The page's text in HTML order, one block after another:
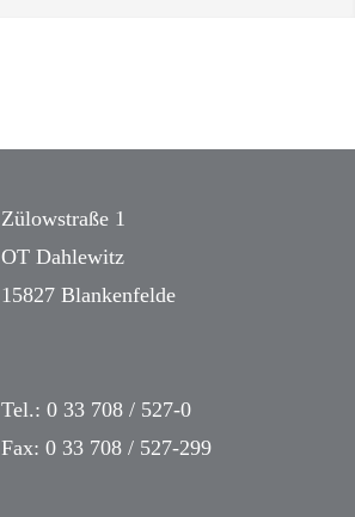
Zülowstraße 1
OT Dahlewitz
15827 Blankenfelde
Tel.: 0 33 708 / 527-0
Fax: 0 33 708 / 527-299